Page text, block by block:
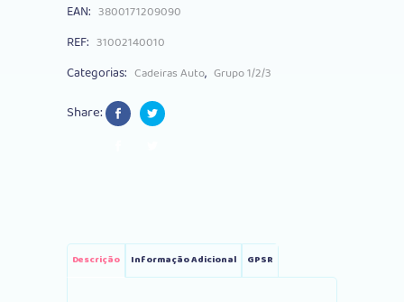
Bronn
quantity
EAN: 3800171209090
REF: 31002140010
Categorias: Cadeiras Auto, Grupo 1/2/3
Share:
Descrição Informação Adicional GPSR